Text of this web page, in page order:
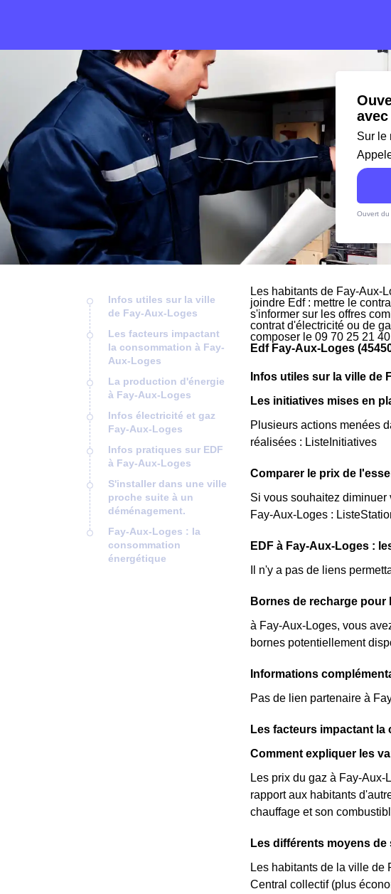
Sur le
Ouvert
Infos utiles sur la ville
de Fay-Aux-Loges
Les facteurs impactant
la consommation à Fay-
Aux-Loges
La production d'énergie
à Fay-Aux-Loges
Infos électricité et gaz
Fay-Aux-Loges
Infos pratiques sur EDF
à Fay-Aux-Loges
S'installer dans une ville
proche suite à un
déménagement.
Fay-Aux-Loges : la
consommation
énergétique
Les habitants de Fay-Aux-
joindre Edf : mettre le
s'informer sur les offres
contrat d'électricité ou de
composer le 09 70 25 21
Edf Fay-Aux-Loges
Infos utiles sur la ville de
Les initiatives mises en
Plusieurs actions menées
réalisées : ListeInitiatives
Comparer le prix de
Si vous souhaitez
Fay-Aux-Loges :
EDF à Fay-Aux-Loges :
Il n'y a pas de liens
Bornes de recharge
à Fay-Aux-Loges, vous
bornes potentiellement
Informations
Pas de lien partenaire à
Les facteurs impactant
Comment expliquer les
Les prix du gaz à Fay-
rapport aux habitants
chauffage et son
Les différents moyens
Les habitants de la ville de
Central collectif (plus